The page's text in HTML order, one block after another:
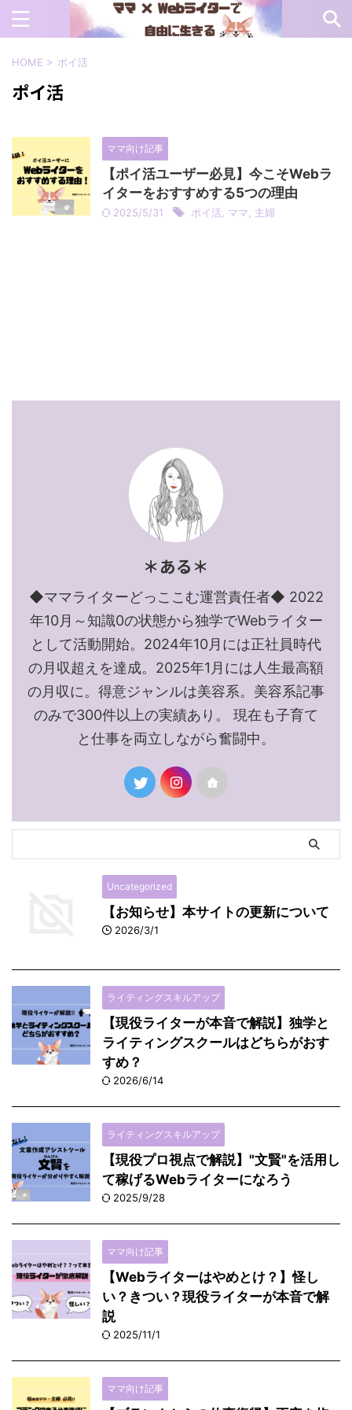
HOME > ポイ活
ポイ活
ママ向け記事
【ポイ活ユーザー必見】今こそWebラ
イターをおすすめする5つの理由
2025/5/31 ポイ活 ママ 主婦
＊ある＊
◆ママライターどっここむ運営責任者◆ 2022
年10月～知識0の状態から独学でWebライター
として活動開始。2024年10月には正社員時代
の月収超えを達成。2025年1月には人生最高額
の月収に。得意ジャンルは美容系。美容系記事
のみで300件以上の実績あり。 現在も子育て
と仕事を両立しながら奮闘中。
Uncategorized
【お知らせ】本サイトの更新について
2026/3/1
ライティングスキルアップ
【現役ライターが本音で解説】独学と
ライティングスクールはどちらがおす
すめ？
2026/6/14
ライティングスキルアップ
【現役プロ視点で解説】"文賢"を活用し
て稼げるWebライターになろう
2025/9/28
ママ向け記事
【Webライターはやめとけ？】怪し
い？きつい？現役ライターが本音で解
説
2025/11/1
ママ向け記事